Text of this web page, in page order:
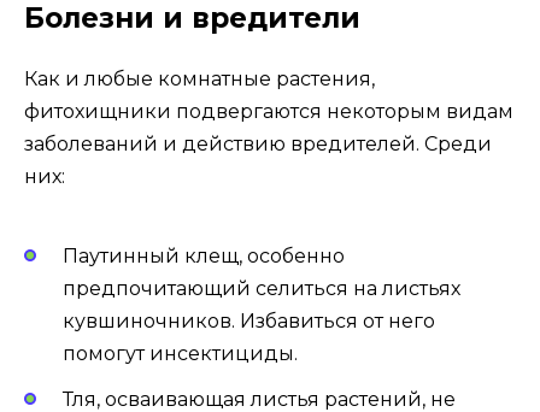
Болезни и вредители
Как и любые комнатные растения,
фитохищники подвергаются некоторым видам
заболеваний и действию вредителей. Среди
них:
Паутинный клещ, особенно
предпочитающий селиться на листьях
кувшиночников. Избавиться от него
помогут инсектициды.
Тля, осваивающая листья растений, не